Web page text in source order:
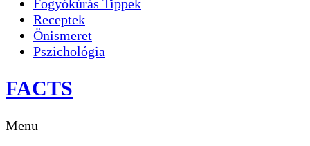
Fogyókúrás Tippek
Receptek
Önismeret
Pszichológia
FACTS
Menu